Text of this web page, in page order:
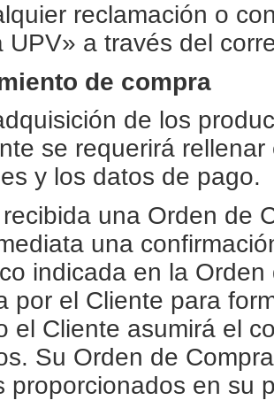
reclamación o
UPV» a través del
de compra
de los
se requerirá
y los datos de pago.
una Orden de
una
indicada en la
por el Cliente para
el Cliente asumirá el
Su Orden de
proporcionados en su